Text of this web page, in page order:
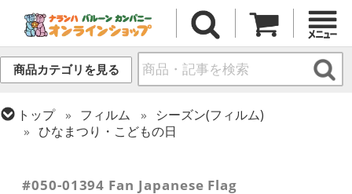
商品カテゴリを見る
トップ フィルム
シーズン(フィルム)
ひなまつり・こどもの日
#050-01394 Fan Japanese Flag